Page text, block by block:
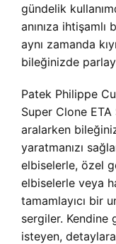
gündelik
anınıza
aynı zamanda
bileğinizde
Patek Philippe
Super Clone ETA
aralarken
yaratmanızı
elbiselerle, özel
elbiselerle veya
tamamlayıcı bir
sergiler. Kendine
isteyen,